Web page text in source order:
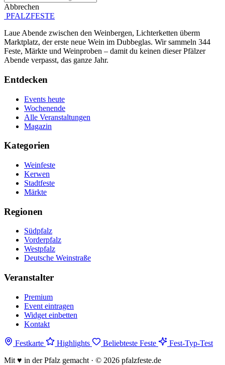
Abbrechen
PFALZFESTE
Laue Abende zwischen den Weinbergen, Lichterketten überm
Marktplatz, der erste neue Wein im Dubbeglas. Wir sammeln 344
Feste, Märkte und Weinproben – damit du keinen dieser Pfälzer
Abende verpasst, das ganze Jahr.
Entdecken
Events heute
Wochenende
Alle Veranstaltungen
Magazin
Kategorien
Weinfeste
Kerwen
Stadtfeste
Märkte
Regionen
Südpfalz
Vorderpfalz
Westpfalz
Deutsche Weinstraße
Veranstalter
Premium
Event eintragen
Widget einbetten
Kontakt
Festkarte Highlights Beliebteste Feste
Fest-Typ-Test
Mit ♥ in der Pfalz gemacht · © 2026 pfalzfeste.de